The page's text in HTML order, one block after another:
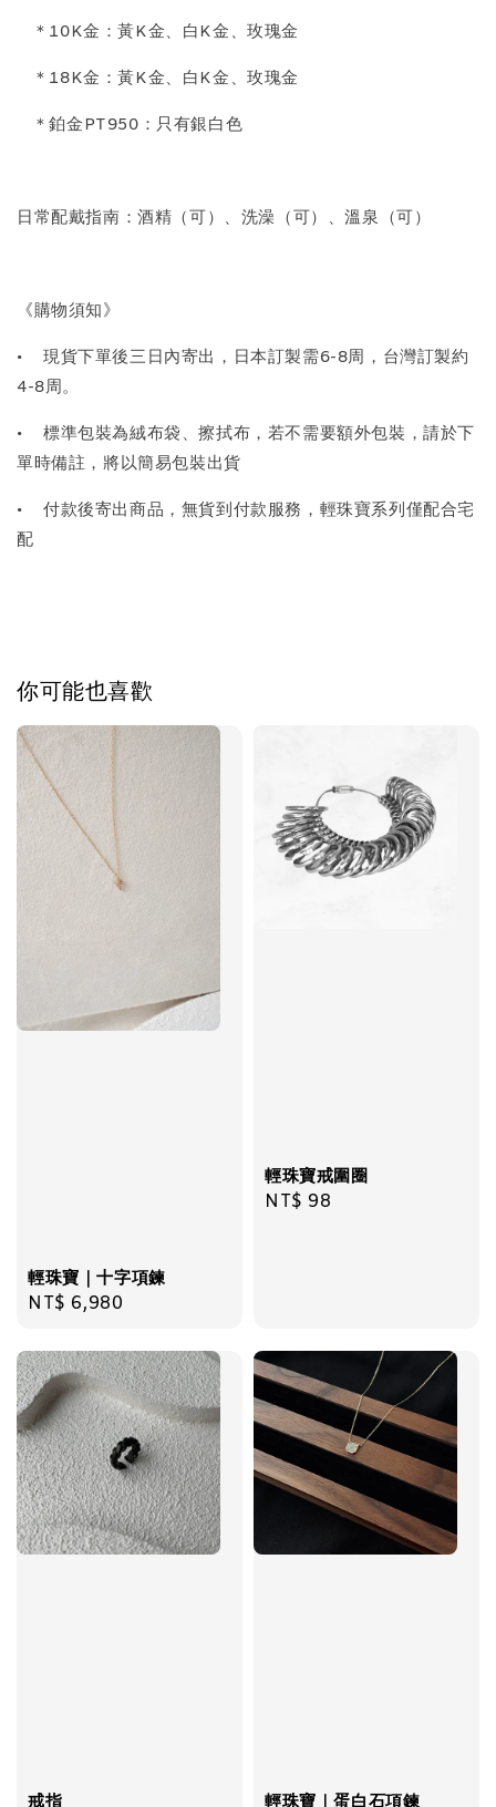
質感飾品收納盒
NT$ 399
飾品禮物盒加價購
NT$ 69
加入購物車
＊10K金：黃K金、白K金、玫瑰金
＊18K金：黃K金、白K金、玫瑰金
＊鉑金PT950：只有銀白色
日常配戴指南：酒精（可）、洗澡（可）、溫泉（可）
《購物須知》
•
現貨下單後三日內寄出，日本訂製需6-8周，台灣訂製約
4-8周。
•
標準包裝為絨布袋、擦拭布，若不需要額外包裝，請於下
單時備註，將以簡易包裝出貨
•
付款後寄出商品，無貨到付款服務，輕珠寶系列僅配合宅
配
你可能也喜歡
輕珠寶｜十字項鍊
Regular
NT$ 6,980
輕珠寶戒圍圈
Regular
NT$ 98